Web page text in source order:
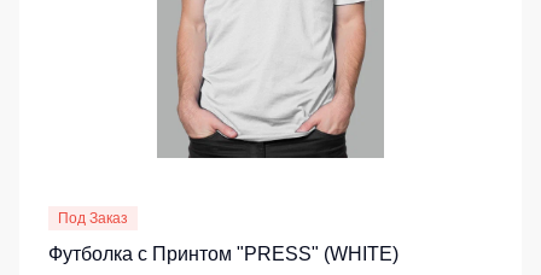
Под Заказ
Футболка с Принтом "PRESS" (WHITE)